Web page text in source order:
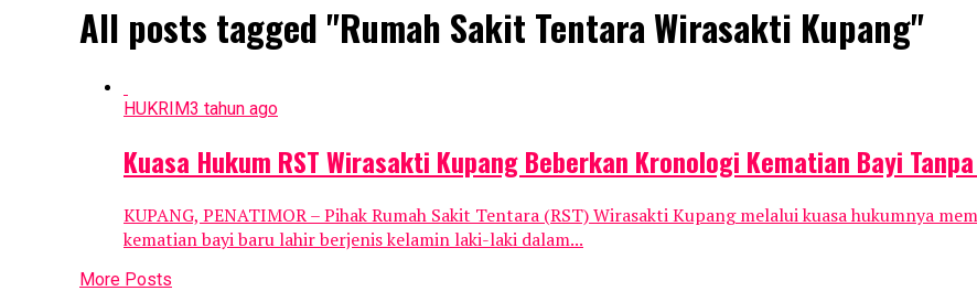
All posts tagged "Rumah Sakit Tentara Wirasakti Kupang"
HUKRIM3 tahun ago
Kuasa Hukum RST Wirasakti Kupang Beberkan Kronologi Kematian Bayi
KUPANG, PENATIMOR – Pihak Rumah Sakit Tentara (RST) Wirasakti Kupang melalui kuasa hukumnya
kematian bayi baru lahir berjenis kelamin laki-laki dalam...
More Posts